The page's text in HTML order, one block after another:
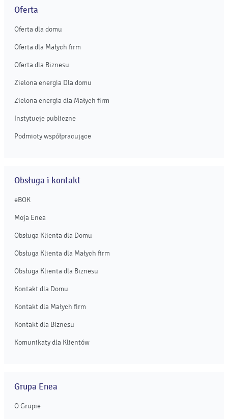
Oferta
Oferta dla domu
Oferta dla Małych firm
Oferta dla Biznesu
Zielona energia Dla domu
Zielona energia dla Małych firm
Instytucje publiczne
Podmioty współpracujące
Obsługa i kontakt
eBOK
Moja Enea
Obsługa Klienta dla Domu
Obsługa Klienta dla Małych firm
Obsługa Klienta dla Biznesu
Kontakt dla Domu
Kontakt dla Małych firm
Kontakt dla Biznesu
Komunikaty dla Klientów
Grupa Enea
O Grupie